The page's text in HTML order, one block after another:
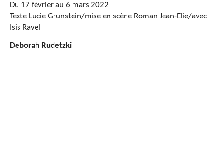
Du 17 février au 6 mars 2022
Texte Lucie Grunstein/mise en scène Roman Jean-Elie/avec
Isis Ravel
Deborah Rudetzki